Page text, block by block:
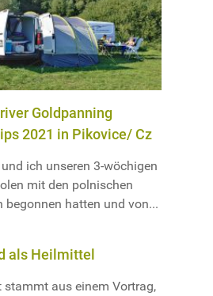
Goldpanning
2021 in Pikovice/ Cz
ich unseren 3-wöchigen
mit den polnischen
begonnen hatten und von...
als Heilmittel
stammt aus einem Vortrag,